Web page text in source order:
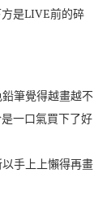
是LIVE前的碎
筆覺得越畫越不
一口氣買下了好
手上上懶得再畫